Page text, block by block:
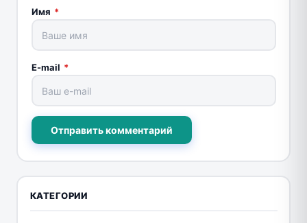
Имя *
E-mail *
Отправить комментарий
КАТЕГОРИИ